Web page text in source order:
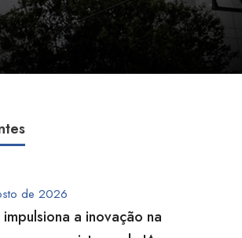
de 2026
impulsiona a inovação na